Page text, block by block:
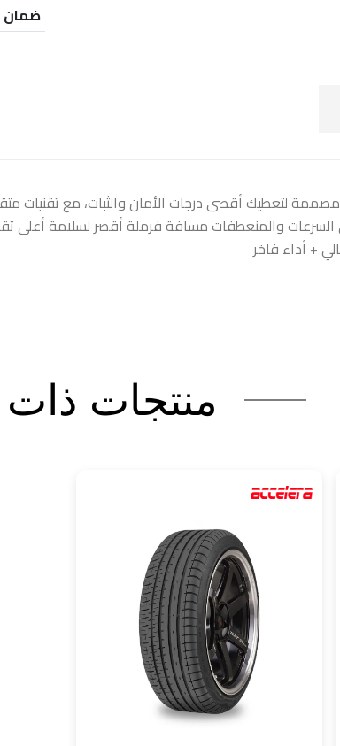
ضمان
مصممة لتعطيك أقصى درجات الأمان والثبات، مع
والمنعطفات مسافة فرملة أقصر لسلامة أعلى
+ أداء فاخر
منتجات